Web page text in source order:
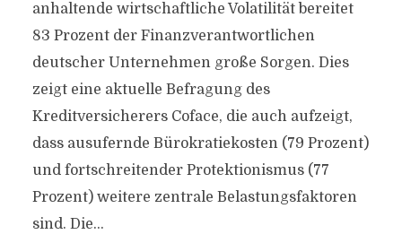
anhaltende wirtschaftliche Volatilität bereitet
83 Prozent der Finanzverantwortlichen
deutscher Unternehmen große Sorgen. Dies
zeigt eine aktuelle Befragung des
Kreditversicherers Coface, die auch aufzeigt,
dass ausufernde Bürokratiekosten (79 Prozent)
und fortschreitender Protektionismus (77
Prozent) weitere zentrale Belastungsfaktoren
sind. Die...